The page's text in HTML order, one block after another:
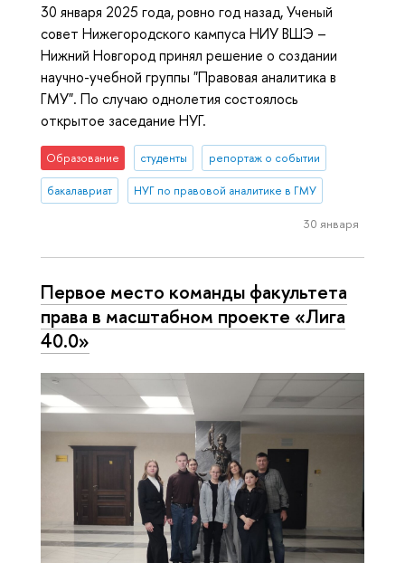
30 января 2025 года, ровно год назад, Ученый
совет Нижегородского кампуса НИУ ВШЭ –
Нижний Новгород принял решение о создании
научно-учебной группы "Правовая аналитика в
ГМУ". По случаю однолетия состоялось
открытое заседание НУГ.
Образование студенты репортаж о событии
бакалавриат НУГ по правовой аналитике в ГМУ
30 января
Первое место команды факультета
права в масштабном проекте «Лига
40.0»